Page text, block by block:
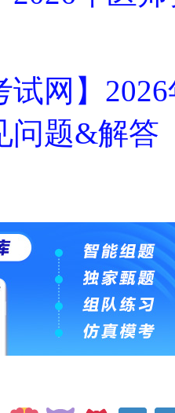
试网】
问题&解答